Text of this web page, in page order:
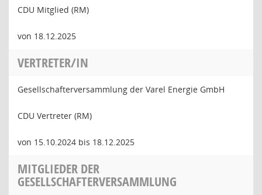
CDU Mitglied (RM)
von 18.12.2025
VERTRETER/IN
Gesellschafterversammlung der Varel Energie GmbH
CDU Vertreter (RM)
von 15.10.2024 bis 18.12.2025
MITGLIEDER DER
GESELLSCHAFTERVERSAMMLUNG